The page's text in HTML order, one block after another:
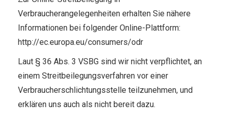
Verbraucherangelegenheiten erhalten Sie nähere
Informationen bei folgender Online-Plattform:
http://ec.europa.eu/consumers/odr
Laut § 36 Abs. 3 VSBG sind wir nicht verpflichtet, an
einem Streitbeilegungsverfahren vor einer
Verbraucherschlichtungsstelle teilzunehmen, und
erklären uns auch als nicht bereit dazu.